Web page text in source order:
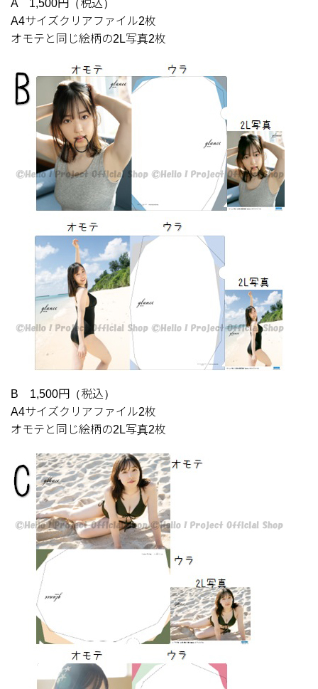
A 1,500円（税込）
A4サイズクリアファイル2枚
オモテと同じ絵柄の2L写真2枚
B 1,500円（税込）
A4サイズクリアファイル2枚
オモテと同じ絵柄の2L写真2枚